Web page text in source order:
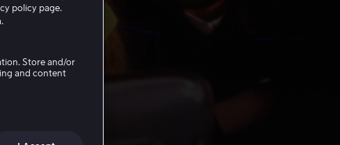
policy page.
Store and/or
and content